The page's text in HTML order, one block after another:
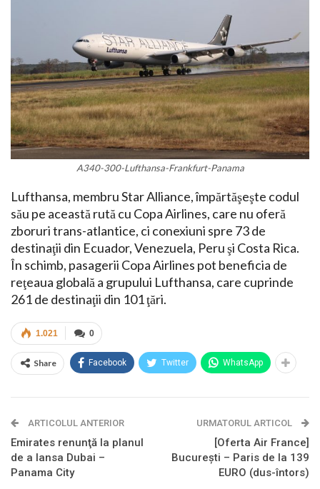
A340-300-Lufthansa-Frankfurt-Panama
Lufthansa, membru Star Alliance, împărtăşeşte codul
său pe această rută cu Copa Airlines, care nu oferă
zboruri trans-atlantice, ci conexiuni spre 73 de
destinaţii din Ecuador, Venezuela, Peru şi Costa Rica.
În schimb, pasagerii Copa Airlines pot beneficia de
reţeaua globală a grupului Lufthansa, care cuprinde
261 de destinaţii din 101 ţări.
0
1.021
Share Facebook Twitter WhatsApp
ARTICOLUL ANTERIOR
Emirates renunţă la planul
de a lansa Dubai –
Panama City
URMATORUL ARTICOL
[Oferta Air France]
Bucureşti – Paris de la 139
EURO (dus-întors)